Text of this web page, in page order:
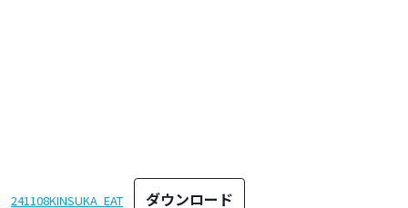
241108KINSUKA_EAT ダウンロード